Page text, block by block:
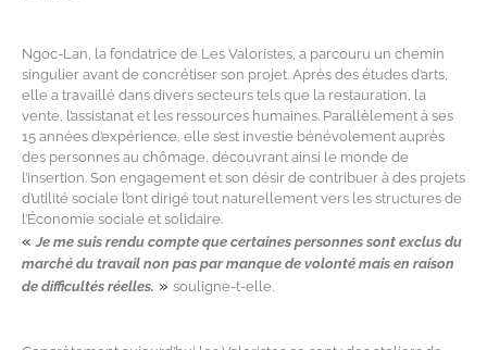
Ngoc-Lan, la fondatrice de Les Valoristes, a parcouru un chemin
singulier avant de concrétiser son projet. Après des études d’arts,
elle a travaillé dans divers secteurs tels que la restauration, la
vente, l’assistanat et les ressources humaines. Parallèlement à ses
15 années d’expérience, elle s’est investie bénévolement auprès
des personnes au chômage, découvrant ainsi le monde de
l’insertion. Son engagement et son désir de contribuer à des projets
d’utilité sociale l’ont dirigé tout naturellement vers les structures de
l’Économie sociale et solidaire.
«Je me suis rendu compte que certaines personnes sont exclus du
marché du travail non pas par manque de volonté mais en raison
de difficultés réelles. » souligne-t-elle.